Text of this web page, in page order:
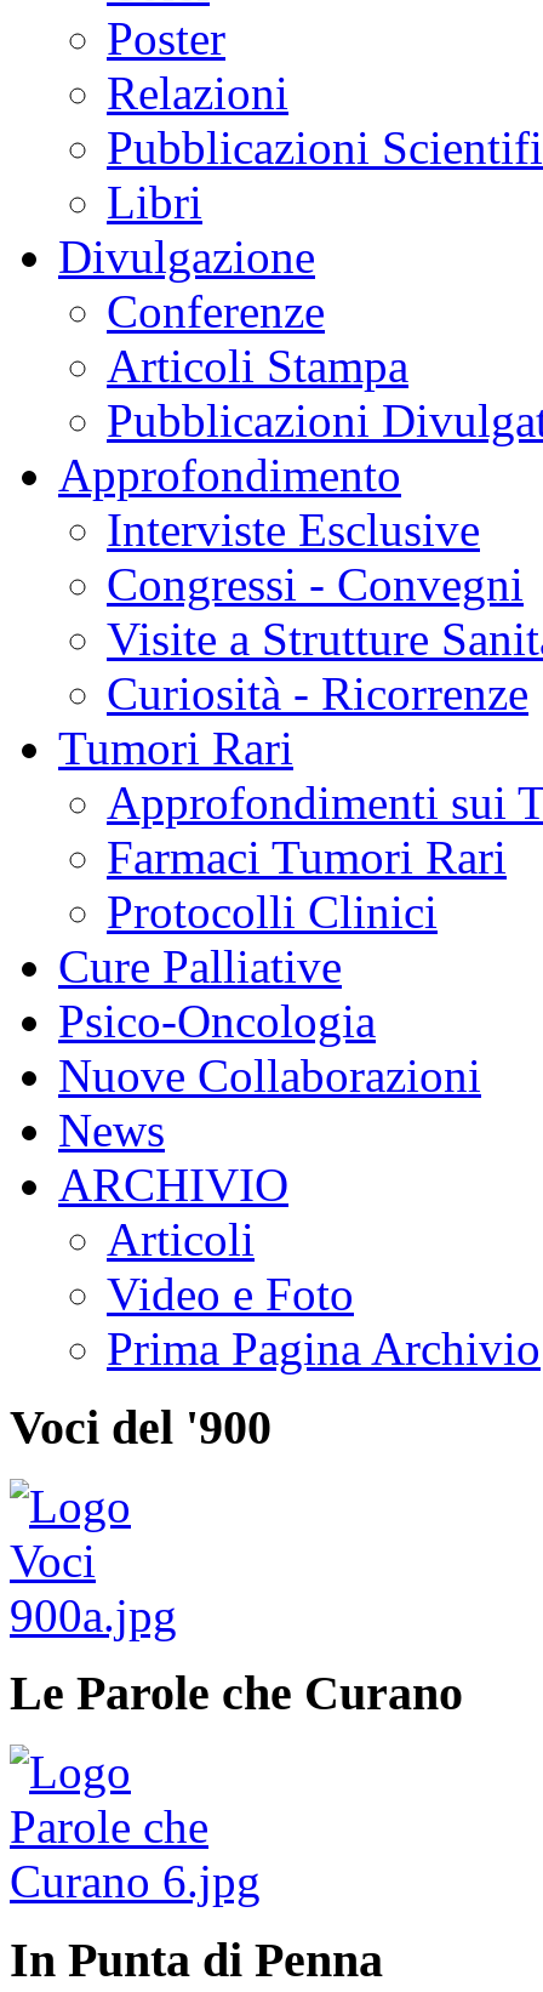
Poster
Relazioni
Pubblicazioni
Libri
Divulgazione
Conferenze
Articoli Stampa
Pubblicazioni
Approfondimento
Interviste Esclusive
Congressi - Convegni
Visite a Strutture
Curiosità - Ricorrenze
Tumori Rari
Approfondimenti sui
Farmaci Tumori Rari
Protocolli Clinici
Cure Palliative
Psico-Oncologia
Nuove Collaborazioni
News
ARCHIVIO
Articoli
Video e Foto
Prima Pagina Archivio
Voci del '900
Le Parole che Curano
In Punta di Penna